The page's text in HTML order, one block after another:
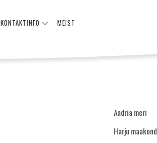
KONTAKTINFO MEIST
Aadria meri
Harju maakond